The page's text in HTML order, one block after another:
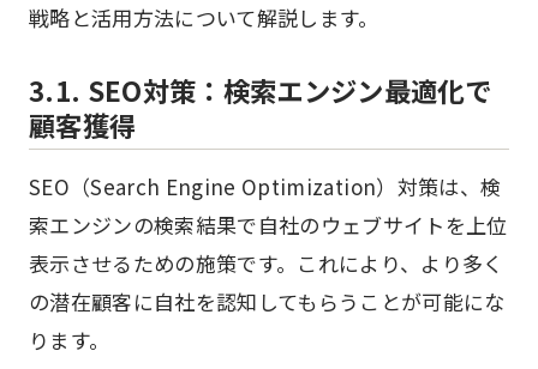
戦略と活用方法について解説します。
3.1. SEO対策：検索エンジン最適化で
顧客獲得
SEO（Search Engine Optimization）対策は、検
索エンジンの検索結果で自社のウェブサイトを上位
表示させるための施策です。これにより、より多く
の潜在顧客に自社を認知してもらうことが可能にな
ります。